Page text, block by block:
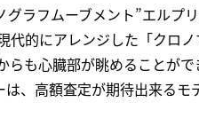
ラフムーブメント”エルプ
的にアレンジした「クロ
も心臓部が眺めることが
、高額査定が期待出来るモ